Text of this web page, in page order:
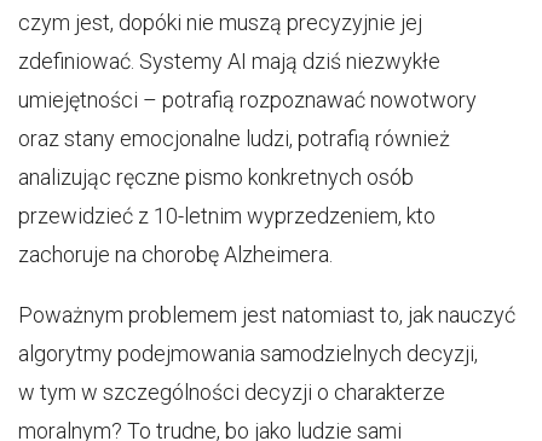
czym jest, dopóki nie muszą precyzyjnie jej
zdefiniować. Systemy AI mają dziś niezwykłe
umiejętności – potrafią rozpoznawać nowotwory
oraz stany emocjonalne ludzi, potrafią również
analizując ręczne pismo konkretnych osób
przewidzieć z 10-letnim wyprzedzeniem, kto
zachoruje na chorobę Alzheimera.
Poważnym problemem jest natomiast to, jak nauczyć
algorytmy podejmowania samodzielnych decyzji,
w tym w szczególności decyzji o charakterze
moralnym? To trudne, bo jako ludzie sami